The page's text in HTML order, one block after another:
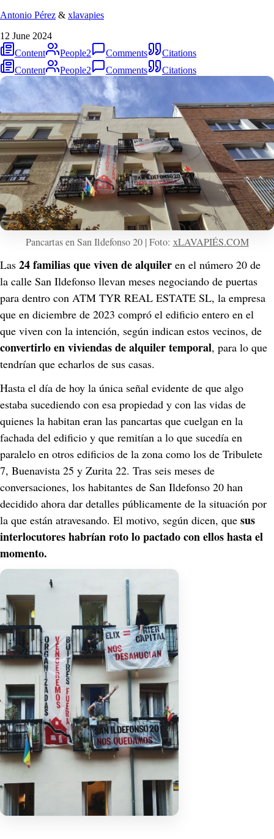
Antonio Pérez & xlavapies
12 June 2024
Content
People2 Comments
Citations
Content
People2 Comments Citations
Pancartas en San Ildefonso 20 | Foto: xLAVAPIÉS.COM
Las 24 familias que viven de alquiler en el número 20 de
la calle San Ildefonso llevan meses negociando de puertas
para dentro con ATM TYR REAL ESTATE SL, la empresa
que en diciembre de 2023 compró el edificio entero en el
que viven con la intención, según indican estos vecinos, de
convertirlo en viviendas de alquiler temporal, para lo que
tendrían que echarlos de sus casas.
Hasta el día de hoy la única señal evidente de que algo
estaba sucediendo con esa propiedad y con las vidas de
quienes la habitan eran las pancartas que cuelgan en la
fachada del edificio y que remitían a lo que sucedía en
paralelo en otros edificios de la zona como los de Tribulete
7, Buenavista 25 y Zurita 22. Tras seis meses de
conversaciones, los habitantes de San Ildefonso 20 han
decidido ahora dar detalles públicamente de la situación por
la que están atravesando. El motivo, según dicen, que sus
interlocutores habrían roto lo pactado con ellos hasta el
momento.